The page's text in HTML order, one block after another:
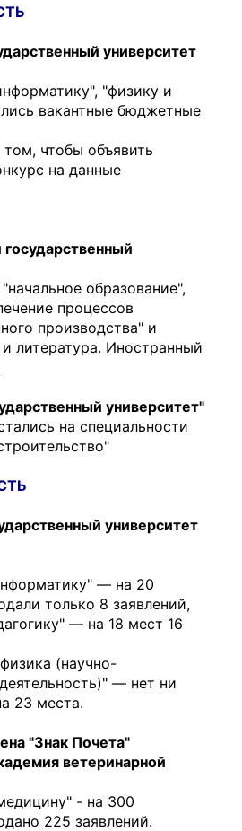
университет
"физику и
вакантные бюджетные
чтобы объявить
на данные
образование",
процессов
производства" и
литература. Иностранный
университет"
на специальности
университет
— на 20
только 8 заявлений,
— на 18 мест 16
(научно-
— нет ни
23 места.
"Знак Почета"
ветеринарной
- на 300
225 заявлений.